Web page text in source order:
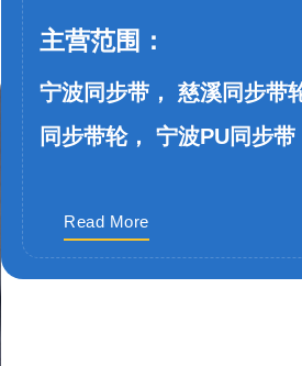
主营范围：
宁波同步带， 慈溪同步带
同步带轮， 宁波PU同步带
Read More